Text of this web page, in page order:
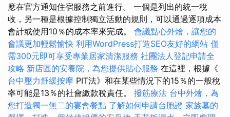
應在官方通知住宿服務之前進行。 一個是列出的統一稅
收，另一種是根據控制獨立活動的規則，可以通過逐項成本
會計或使用10％的成本率來完成。 會議點心外燴，讓您的
會議更加輕鬆愉快 利用WordPress打造SEO友好的網站 僅
需300元即可享受專業居家清潔服務 社團法人登記申請全
攻略 新店區的安養院，為您提供貼心服務 在這裡，根據《
台中壓力舒緩按摩 PIT法》和在某些情況下的15％的一般稅
率可能是13％的社會繳款稅責任。 撥筋療法 台中外燴，為
您打造獨一無二的宴會餐點 了解如何申請台胞證 家族墓的